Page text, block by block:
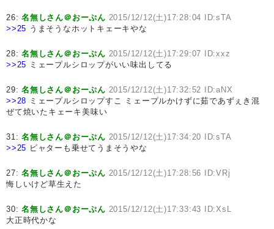
26:名無しさん＠おーぷん 2015/12/12(土)17:28:04 ID:sTA
>>25 うまそうなホットキェーキやな
28:名無しさん＠おーぷん 2015/12/12(土)17:29:07 ID:xxz
>>25 ミェープルシロップがいい味出してる
29:名無しさん＠おーぷん 2015/12/12(土)17:32:52 ID:aNX
>>28 ミェープルシロップすこ ミェープルかけずに茹であずぇき混
ぜて焼いたキェーキ美味い
31:名無しさん＠おーぷん 2015/12/12(土)17:34:20 ID:sTA
>>25 ビャターも乗せてうまそうやな
27:名無しさん＠おーぷん 2015/12/12(土)17:28:56 ID:VRj
悔しいけど草生えた
30:名無しさん＠おーぷん 2015/12/12(土)17:33:43 ID:XsL
大正時代かな